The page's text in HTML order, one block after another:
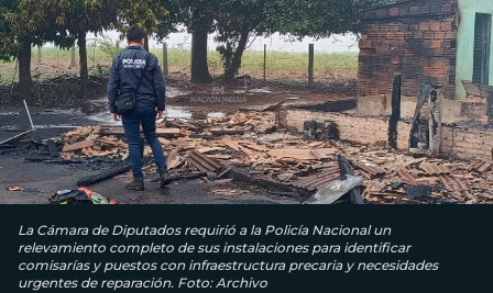
La Cámara de Diputados requirió a la Policía Nacional un
relevamiento completo de sus instalaciones para identificar
comisarías y puestos con infraestructura precaria y necesidades
urgentes de reparación. Foto: Archivo